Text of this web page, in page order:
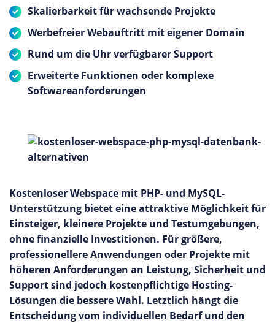
Skalierbarkeit für wachsende Projekte
Werbefreier Webauftritt mit eigener Domain
Rund um die Uhr verfügbarer Support
Erweiterte Funktionen oder komplexe
Softwareanforderungen
Kostenloser Webspace mit PHP- und MySQL-
Unterstützung bietet eine attraktive Möglichkeit für
Einsteiger, kleinere Projekte und Testumgebungen,
ohne finanzielle Investitionen. Für größere,
professionellere Anwendungen oder Projekte mit
höheren Anforderungen an Leistung, Sicherheit und
Support sind jedoch kostenpflichtige Hosting-
Lösungen die bessere Wahl. Letztlich hängt die
Entscheidung vom individuellen Bedarf und den